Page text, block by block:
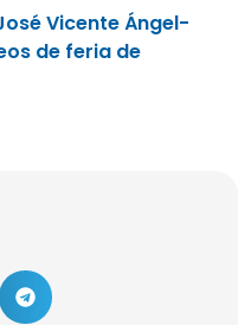
Vicente Ángel-
de feria de